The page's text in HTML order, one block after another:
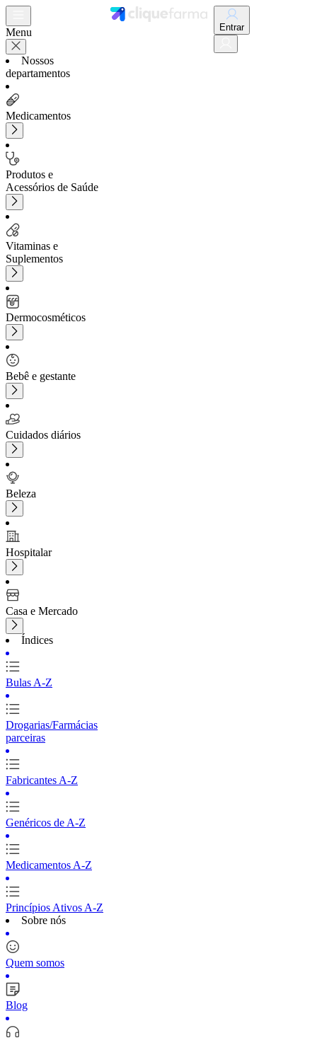
Menu
Nossos
departamentos
Medicamentos
Produtos e
Acessórios de Saúde
Vitaminas e
Suplementos
Dermocosméticos
Bebê e gestante
Cuidados diários
Beleza
Hospitalar
Casa e Mercado
Índices
Bulas A-Z
Drogarias/Farmácias
parceiras
Fabricantes A-Z
Genéricos de A-Z
Medicamentos A-Z
Princípios Ativos A-Z
Sobre nós
Quem somos
Blog
Entrar